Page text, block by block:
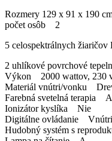
Rozmery 129 x 91 x 190
počet osôb 2
5 celospektrálnych
2 uhlíkové povrchové
Výkon 2000 wattov, 230
Materiál vnútri/vonku
Farebná svetelná terapia A
Ionizátor kyslíka Nie
Digitálne ovládanie
Hudobný systém s